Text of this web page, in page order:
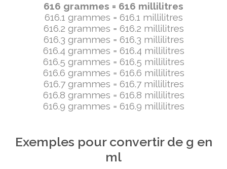
616 grammes = 616 millilitres
616.1 grammes = 616.1 millilitres
616.2 grammes = 616.2 millilitres
616.3 grammes = 616.3 millilitres
616.4 grammes = 616.4 millilitres
616.5 grammes = 616.5 millilitres
616.6 grammes = 616.6 millilitres
616.7 grammes = 616.7 millilitres
616.8 grammes = 616.8 millilitres
616.9 grammes = 616.9 millilitres
Exemples pour convertir de g en
ml